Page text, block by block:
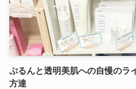
ぷるんと透明美肌への自慢のラ
方達